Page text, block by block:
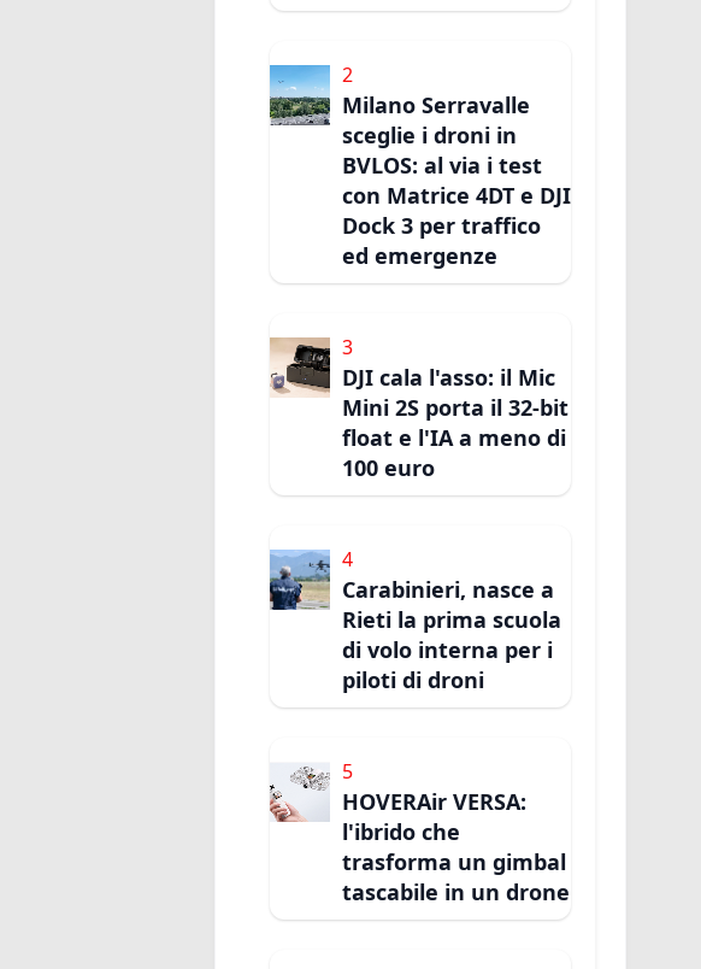
2
Milano Serravalle
sceglie i droni in
BVLOS: al via i test
con Matrice 4DT e DJI
Dock 3 per traffico
ed emergenze
3
DJI cala l'asso: il Mic
Mini 2S porta il 32-bit
float e l'IA a meno di
100 euro
4
Carabinieri, nasce a
Rieti la prima scuola
di volo interna per i
piloti di droni
5
HOVERAir VERSA:
l'ibrido che
trasforma un gimbal
tascabile in un drone